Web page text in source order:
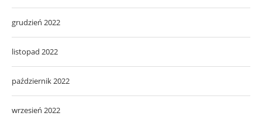
grudzień 2022
listopad 2022
październik 2022
wrzesień 2022